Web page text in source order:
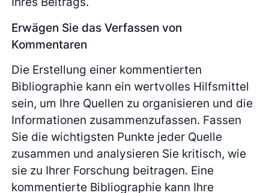
Erwägen Sie das Verfassen von
Kommentaren
Die Erstellung einer kommentierten
Bibliographie kann ein wertvolles Hilfsmittel
sein, um Ihre Quellen zu organisieren und die
Informationen zusammenzufassen. Fassen
Sie die wichtigsten Punkte jeder Quelle
zusammen und analysieren Sie kritisch, wie
sie zu Ihrer Forschung beitragen. Eine
kommentierte Bibliographie kann Ihre